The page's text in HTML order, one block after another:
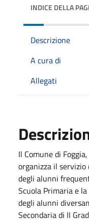
INDICE DELLA
Descrizione
A cura di
Allegati
Il Comune di
organizza il
degli alunni
Scuola Primaria e
degli alunni
Secondaria di II